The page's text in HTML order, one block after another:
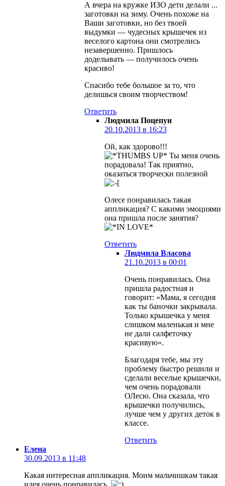
А вчера на кружке ИЗО дети делали ...
заготовки на зиму. Очень похоже на
Ваши заготовки, но без твоей
выдумки — чудесных крышечек из
веселого картона они смотрелись
незавершенно. Пришлось
доделывать — получилось очень
красиво!
Спасибо тебе большое за то, что
делишься своим творчеством!
Ответить
Людмила Поцепун
20.10.2013 в 16:23
Ой, как здорово!!!
Ты меня очень
порадовала! Так приятно,
оказаться творчески полезной
Олесе понравилась такая
аппликация? С какими эмоциями
она пришла после занятия?
Ответить
Людмила Власова
21.10.2013 в 00:01
Очень понравилась. Она
пришла радостная и
говорит: «Мама, я сегодня
как ты баночки закрывала.
Только крышечка у меня
слишком маленькая и мне
не дали салфеточку
красивую».
Благодаря тебе, мы эту
проблему быстро решили и
сделали веселые крышечки,
чем очень порадовали
ОЛесю. Она сказала, что
крышечки получились,
лучше чем у других деток в
классе.
Ответить
Елена
30.09.2013 в 11:48
Какая интересная аппликация. Моим мальчишкам такая